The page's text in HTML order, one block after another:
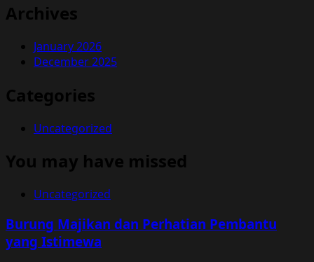
Archives
January 2026
December 2025
Categories
Uncategorized
You may have missed
Uncategorized
Burung Majikan dan Perhatian Pembantu
yang Istimewa